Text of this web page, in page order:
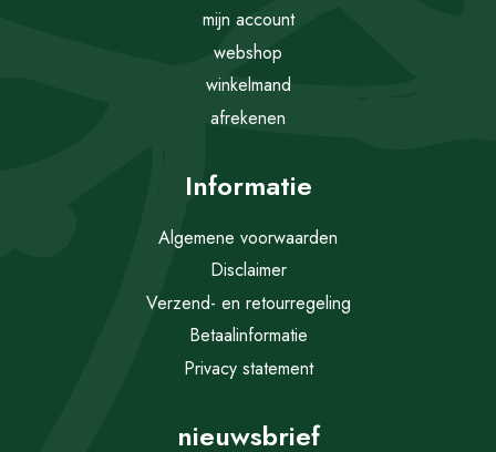
mijn account
webshop
winkelmand
afrekenen
Informatie
Algemene voorwaarden
Disclaimer
Verzend- en retourregeling
Betaalinformatie
Privacy statement
nieuwsbrief